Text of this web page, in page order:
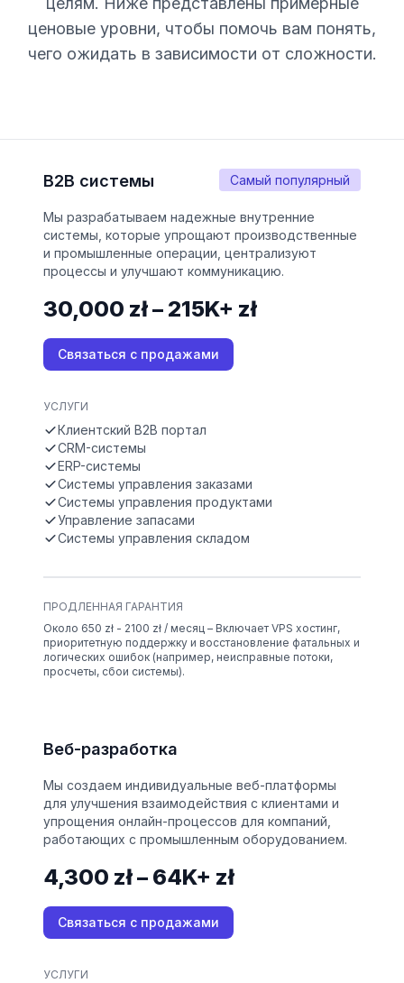
ценовые уровни, чтобы помочь вам понять,
чего ожидать в зависимости от сложности.
Самый популярный
B2B системы
Мы разрабатываем надежные внутренние
системы, которые упрощают производственные
и промышленные операции, централизуют
процессы и улучшают коммуникацию.
30,000 zł – 215K+ zł
Связаться с продажами
УСЛУГИ
Клиентский B2B портал
CRM-системы
ERP-системы
Системы управления заказами
Системы управления продуктами
Управление запасами
Системы управления складом
ПРОДЛЕННАЯ ГАРАНТИЯ
Около 650 zł - 2100 zł / месяц – Включает VPS хостинг,
приоритетную поддержку и восстановление фатальных и
логических ошибок (например, неисправные потоки,
просчеты, сбои системы).
Веб-разработка
Мы создаем индивидуальные веб-платформы
для улучшения взаимодействия с клиентами и
упрощения онлайн-процессов для компаний,
работающих с промышленным оборудованием.
4,300 zł – 64K+ zł
Связаться с продажами
УСЛУГИ